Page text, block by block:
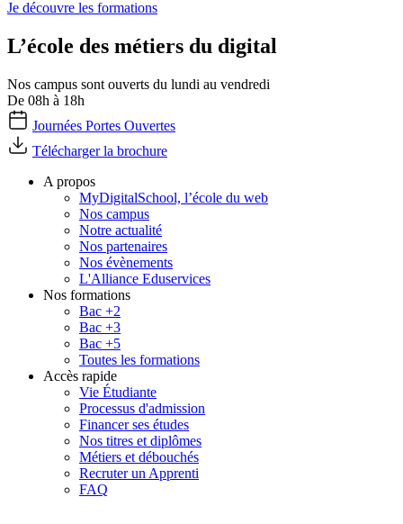
Je découvre les formations
L’école des métiers du digital
Nos campus sont ouverts du lundi au vendredi
De 08h à 18h
Journées Portes Ouvertes
Télécharger la brochure
A propos
MyDigitalSchool, l’école du web
Nos campus
Notre actualité
Nos partenaires
Nos évènements
L'Alliance Eduservices
Nos formations
Bac +2
Bac +3
Bac +5
Toutes les formations
Accès rapide
Vie Étudiante
Processus d'admission
Financer ses études
Nos titres et diplômes
Métiers et débouchés
Recruter un Apprenti
FAQ